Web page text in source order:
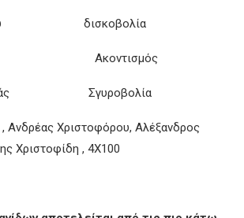
δισκοβολία
Ακοντισμός
Σγυροβολία
Ανδρέας Χριστοφόρου, Αλέξανδρος
Χριστοφίδη , 4Χ100